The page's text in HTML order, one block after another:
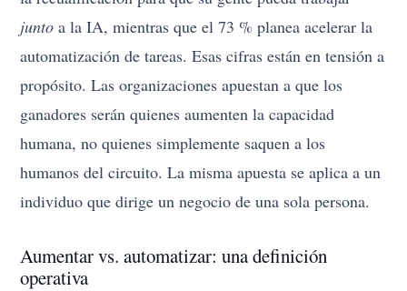
junto a la IA, mientras que el 73 % planea acelerar la
automatización de tareas. Esas cifras están en tensión a
propósito. Las organizaciones apuestan a que los
ganadores serán quienes aumenten la capacidad
humana, no quienes simplemente saquen a los
humanos del circuito. La misma apuesta se aplica a un
individuo que dirige un negocio de una sola persona.
Aumentar vs. automatizar: una definición
operativa